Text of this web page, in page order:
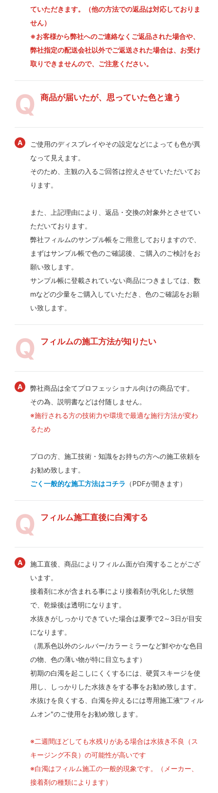
ていただきます。（他の方法での返品は対応しておりま
せん）
※お客様から弊社へのご連絡なくご返品された場合や、
弊社指定の配送会社以外でご返送された場合は、お受け
取りできませんので、ご注意ください。
商品が届いたが、思っていた色と違う
ご使用のディスプレイやその設定などによっても色が異
なって見えます。
そのため、主観の入るご回答は控えさせていただいてお
ります。
また、上記理由により、返品・交換の対象外とさせてい
ただいております。
弊社フィルムのサンプル帳をご用意しておりますので、
まずはサンプル帳で色のご確認後、ご購入のご検討をお
願い致します。
サンプル帳に登載されていない商品につきましては、数
mなどの少量をご購入していただき、色のご確認をお願
い致します。
フィルムの施工方法が知りたい
弊社商品は全てプロフェッショナル向けの商品です。
その為、説明書などは付随しません。
※施行される方の技術力や環境で最適な施行方法が変わ
るため
プロの方、施工技術・知識をお持ちの方への施工依頼を
お勧め致します。
ごく一般的な施工方法はコチラ （PDFが開きます）
フィルム施工直後に白濁する
施工直後、商品によりフィルム面が白濁することがござ
います。
接着剤に水が含まれる事により接着剤が乳化した状態
で、乾燥後は透明になります。
水抜きがしっかりできていた場合は夏季で2～3日が目安
になります。
（黒系色以外のシルバー/カラーミラーなど鮮やかな色目
の物、色の薄い物が特に目立ちます）
初期の白濁を起こしにくくするには、硬質スキージを使
用し、しっかりした水抜きをする事をお勧め致します。
水抜けを良くする、白濁を抑えるには専用施工液"フィル
ムオン"のご使用をお勧め致します。
※二週間ほどしても水残りがある場合は水抜き不良（ス
キージング不良）の可能性が高いです
※白濁はフィルム施工の一般的現象です。（メーカー、
接着剤の種類によります）